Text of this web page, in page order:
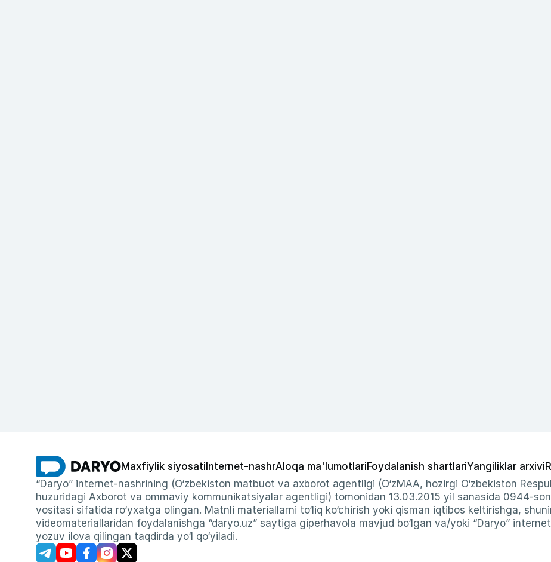
Maxfiylik siyosati Internet-nashrAloqa ma'lumotlariFoydalanish shartlariYangiliklar arxivi
“Daryo” internet-nashrining (O‘zbekiston matbuot va axborot agentligi (O‘zMAA, hozirgi O‘zbekiston
huzuridagi Axborot va ommaviy kommunikatsiyalar agentligi) tomonidan 13.03.2015 yil sanasida 0944-
vositasi sifatida ro‘yxatga olingan. Matnli materiallarni to‘liq ko‘chirish yoki qisman iqtibos keltirishga,
videomateriallaridan foydalanishga “daryo.uz” saytiga giperhavola mavjud bo‘lgan va/yoki “Daryo”
yozuv ilova qilingan taqdirda yo‘l qo‘yiladi.